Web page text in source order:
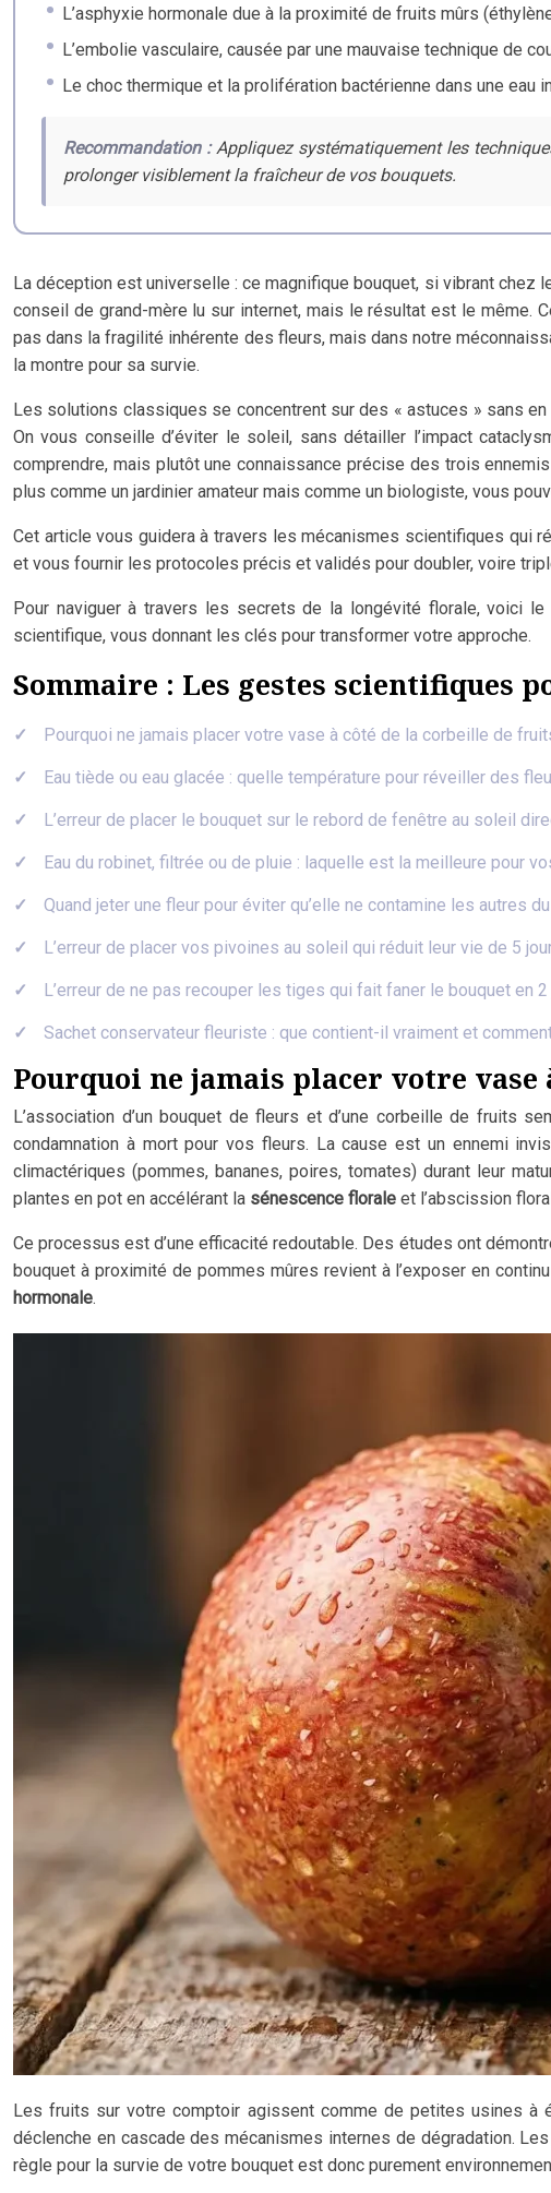
L’asphyxie hormonale due à la proximité de fruits mûrs
L’embolie vasculaire, causée par une mauvaise technique de
Le choc thermique et la prolifération bactérienne dans une eau
Recommandation :Appliquez systématiquement les
prolonger visiblement la fraîcheur de vos bouquets.
La déception est universelle : ce magnifique bouquet, si vibrant chez
conseil de grand-mère lu sur internet, mais le résultat est le même.
pas dans la fragilité inhérente des fleurs, mais dans notre
la montre pour sa survie.
Les solutions classiques se concentrent sur des « astuces » sans
On vous conseille d’éviter le soleil, sans détailler l’impact
comprendre, mais plutôt une connaissance précise des trois
plus comme un jardinier amateur mais comme un biologiste, vous
Cet article vous guidera à travers les mécanismes scientifiques qui
et vous fournir les protocoles précis et validés pour doubler, voire
Pour naviguer à travers les secrets de la longévité florale, voici
scientifique, vous donnant les clés pour transformer votre approche.
Sommaire : Les gestes scientifiques
Pourquoi ne jamais placer votre vase à côté de la corbeille de
Eau tiède ou eau glacée : quelle température pour réveiller des
L’erreur de placer le bouquet sur le rebord de fenêtre au soleil
Eau du robinet, filtrée ou de pluie : laquelle est la meilleure pour
Quand jeter une fleur pour éviter qu’elle ne contamine les autres
L’erreur de placer vos pivoines au soleil qui réduit leur vie de 5
L’erreur de ne pas recouper les tiges qui fait faner le bouquet en 2
Sachet conservateur fleuriste : que contient-il vraiment et
Pourquoi ne jamais placer votre
L’association d’un bouquet de fleurs et d’une corbeille de fruits
condamnation à mort pour vos fleurs. La cause est un ennemi
climactériques (pommes, bananes, poires, tomates) durant leur
plantes en pot en accélérant la sénescence florale et l’abscission
Ce processus est d’une efficacité redoutable. Des études ont
bouquet à proximité de pommes mûres revient à l’exposer en
hormonale.
Les fruits sur votre comptoir agissent comme de petites usines à
déclenche en cascade des mécanismes internes de dégradation.
règle pour la survie de votre bouquet est donc purement